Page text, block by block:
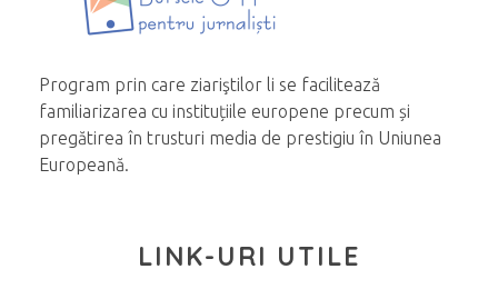
Program prin care ziariştilor li se facilitează
familiarizarea cu instituțiile europene precum și
pregătirea în trusturi media de prestigiu în Uniunea
Europeană.
LINK-URI UTILE